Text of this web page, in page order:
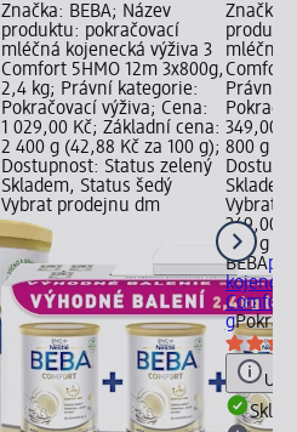
Značka: BEBA; Název
produktu: pokračovací
mléčná kojenecká výživa 3
Comfort 5HMO 12m 3x800g,
2,4 kg; Právní kategorie:
Pokračovací výživa; Cena:
1 029,00 Kč; Základní cena:
2 400 g (42,88 Kč za 100 g);
Dostupnost: Status zelený
Skladem, Status šedý
Vybrat prodejnu dm
Značka:
mléčná
Comfort
Právní
349,00
800 g
Vybrat
349,00
800 g
BEBA
g